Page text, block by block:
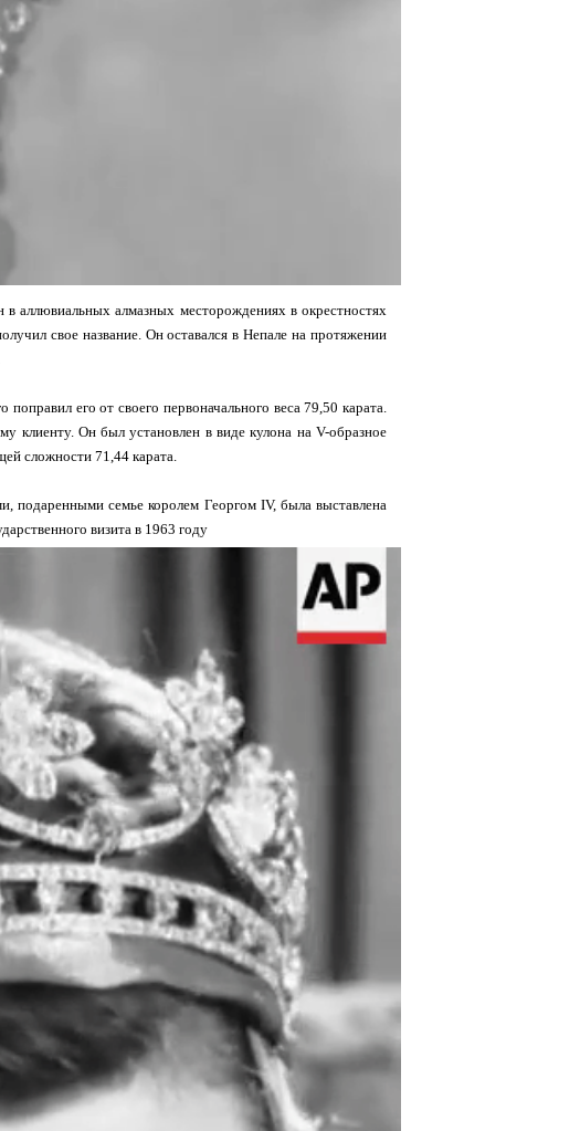
аллювиальных алмазных месторождениях в окрестностях
свое название. Он оставался в Непале на протяжении
его от своего первоначального веса 79,50 карата.
клиенту. Он был установлен в виде кулона на V-образное
сложности 71,44 карата.
подаренными семье королем Георгом IV, была выставлена
визита в 1963 году